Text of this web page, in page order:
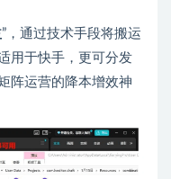
”，通过技术手段将搬运
用于快手，更可分发
阵运营的降本增效神